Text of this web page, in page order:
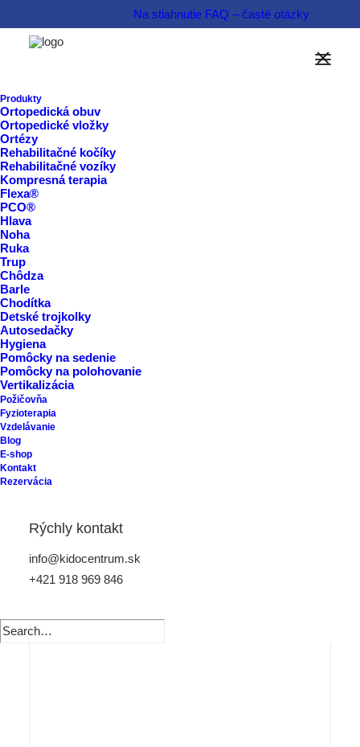
Na stiahnutie FAQ – časté otázky
Produkty
Ortopedická obuv
Ortopedické vložky
Ortézy
Rehabilitačné kočíky
Rehabilitačné vozíky
Kompresná terapia
Flexa®
PCO®
Hlava
Noha
Ruka
Trup
Chôdza
Barle
Chodítka
Detské trojkolky
Autosedačky
Hygiena
Pomôcky na sedenie
Pomôcky na polohovanie
Vertikalizácia
Požičovňa
Fyzioterapia
Vzdelávanie
Blog
E-shop
Kontakt
Rezervácia
Rýchly kontakt
info@kidocentrum.sk
+421 918 969 846